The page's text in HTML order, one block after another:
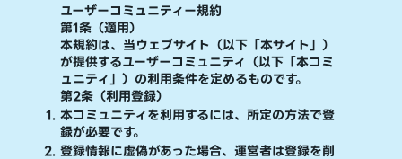
ユーザーコミュニティー規約
第1条（適用）
本規約は、当ウェブサイト（以下「本サイト」）
が提供するユーザーコミュニティ（以下「本コミ
ュニティ」）の利用条件を定めるものです。
第2条（利用登録）
本コミュニティを利用するには、所定の方法で登
録が必要です。
登録情報に虚偽があった場合、運営者は登録を削